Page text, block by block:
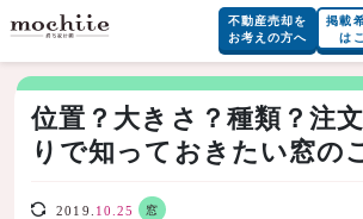
不動産売却を
お考えの方へ
掲載
は
位置？大きさ？種類？注
りで知っておきたい窓の
2019. 10.25 窓